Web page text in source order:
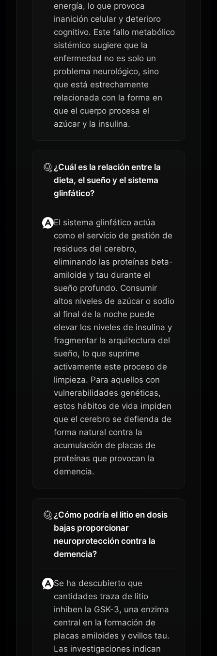
energía, lo que provoca
inanición celular y deterioro
cognitivo. Este fallo metabólico
sistémico sugiere que la
enfermedad no es solo un
problema neurológico, sino
que está estrechamente
relacionada con la forma en
que el cuerpo procesa el
azúcar y la insulina.
¿Cuál es la relación entre la
dieta, el sueño y el sistema
glinfático?
El sistema glinfático actúa
como el servicio de gestión de
residuos del cerebro,
eliminando las proteínas beta-
amiloide y tau durante el
sueño profundo. Consumir
altos niveles de azúcar o sodio
al final de la noche puede
elevar los niveles de insulina y
fragmentar la arquitectura del
sueño, lo que suprime
activamente este proceso de
limpieza. Para aquellos con
vulnerabilidades genéticas,
estos hábitos de vida impiden
que el cerebro se defienda de
forma natural contra la
acumulación de placas de
proteínas que provocan la
demencia.
¿Cómo podría el litio en dosis
bajas proporcionar
neuroprotección contra la
demencia?
Se ha descubierto que
cantidades traza de litio
inhiben la GSK-3, una enzima
central en la formación de
placas amiloides y ovillos tau.
Las investigaciones indican